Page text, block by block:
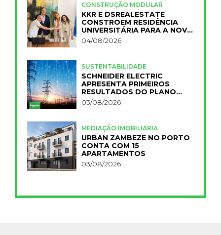
CONSTRUÇÃO MODULAR
KKR E DSREALESTATE
CONSTROEM RESIDÊNCIA
UNIVERSITÁRIA PARA A NOVA
FCT
04/08/2026
SUSTENTABILIDADE
SCHNEIDER ELECTRIC
APRESENTA PRIMEIROS
RESULTADOS DO PLANO
IMPACT 2030
03/08/2026
MEDIAÇÃO IMOBILIÁRIA
URBAN ZAMBEZE NO PORTO
CONTA COM 15
APARTAMENTOS
03/08/2026